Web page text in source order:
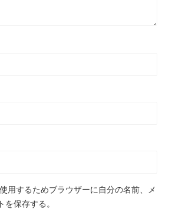
用するためブラウザーに自分の名前、メ
保存する。